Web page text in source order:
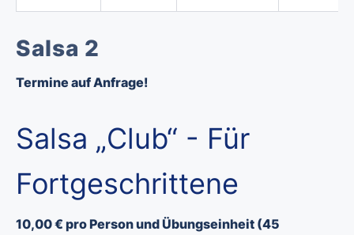
Salsa 2
Termine auf Anfrage!
Salsa „Club“ - Für
Fortgeschrittene
10,00 € pro Person und Übungseinheit (45